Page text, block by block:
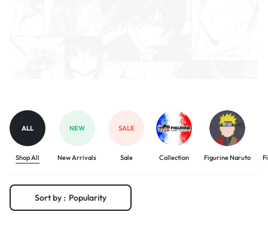
ALL
Shop All
NEW
New Arrivals
SALE
Sale Collection Figurine Naruto
Sort by : Popularity